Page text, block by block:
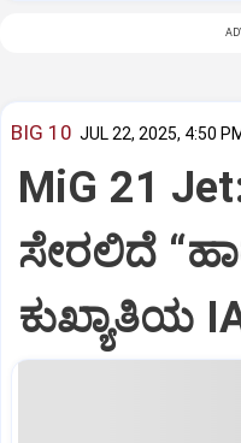
BIG 10 JUL 22, 2025, 4:50
MiG 21
ಸೇರಲಿದೆ
ಕುಖ್ಯಾತಿಯ